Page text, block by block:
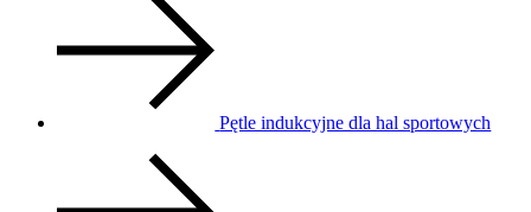
Pętle indukcyjne dla hal sportowych